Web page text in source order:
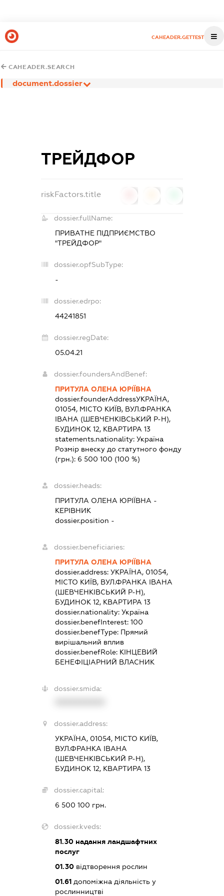
CAHEADER.GETTEST
CAHEADER.SEARCH
document.dossier
ТРЕЙДФОР
riskFactors.title
dossier.fullName:
ПРИВАТНЕ ПІДПРИЄМСТВО
"ТРЕЙДФОР"
dossier.opfSubType:
-
dossier.edrpo:
44241851
dossier.regDate:
05.04.21
dossier.foundersAndBenef:
ПРИТУЛА ОЛЕНА ЮРІЇВНА
dossier.founderAddressУКРАЇНА,
01054, МІСТО КИЇВ, ВУЛ.ФРАНКА
ІВАНА (ШЕВЧЕНКІВСЬКИЙ Р-Н),
БУДИНОК 12, КВАРТИРА 13
statements.nationality:Україна
Розмір внеску до статутного фонду
(грн.): 6 500 100 (100 %)
dossier.heads:
ПРИТУЛА ОЛЕНА ЮРІЇВНА -
КЕРІВНИК
dossier.position -
dossier.beneficiaries:
ПРИТУЛА ОЛЕНА ЮРІЇВНА
dossier.address:УКРАЇНА, 01054,
МІСТО КИЇВ, ВУЛ.ФРАНКА ІВАНА
(ШЕВЧЕНКІВСЬКИЙ Р-Н),
БУДИНОК 12, КВАРТИРА 13
dossier.nationality:Україна
dossier.benefInterest:100
dossier.benefType: Прямий
вирішальний вплив
dossier.benefRole: КІНЦЕВИЙ
БЕНЕФІЦІАРНИЙ ВЛАСНИК
dossier.smida:
dossier.address:
УКРАЇНА, 01054, МІСТО КИЇВ,
ВУЛ.ФРАНКА ІВАНА
(ШЕВЧЕНКІВСЬКИЙ Р-Н),
БУДИНОК 12, КВАРТИРА 13
dossier.capital:
6 500 100 грн.
dossier.kveds:
81.30 надання ландшафтних
послуг
01.30 відтворення рослин
01.61 допоміжна діяльність у
рослинництві